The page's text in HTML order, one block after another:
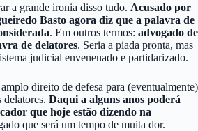
a grande ironia disso tudo. Acusado por
Basto agora diz que a palavra de
. Em outros termos: advogado de
de delatores. Seria a piada pronta, mas
judicial envenenado e partidarizado.
direito de defesa para (eventualmente)
delatores. Daqui a alguns anos poderá
que hoje estão dizendo na
que será um tempo de muita dor.